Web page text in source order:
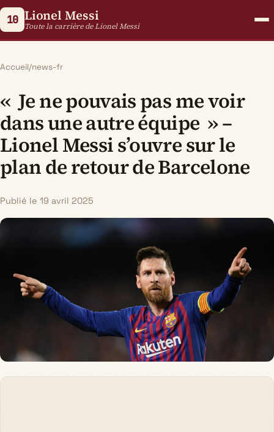
10 Lionel Messi
Toute la carrière de Lionel Messi
Accueil/news-fr
« Je ne pouvais pas me voir
dans une autre équipe » –
Lionel Messi s’ouvre sur le
plan de retour de Barcelone
Publié le 19 avril 2025